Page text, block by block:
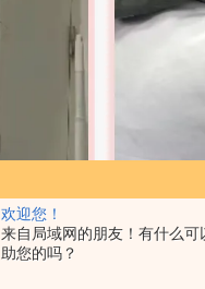
欢迎您！
来自局域网的朋友！有什么可
助您的吗？